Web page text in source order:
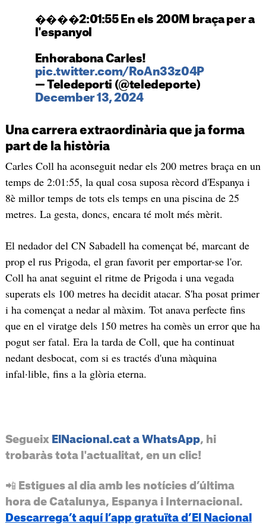
����2:01:55 En els 200M braça per a
l'espanyol
Enhorabona Carles!
pic.twitter.com/RoAn33z04P
— Teledeporti (@teledeporte)
December 13, 2024
Una carrera extraordinària que ja forma
part de la història
Carles Coll ha aconseguit nedar els 200 metres braça en un
temps de 2:01:55, la qual cosa suposa rècord d'Espanya i
8è millor temps de tots els temps en una piscina de 25
metres. La gesta, doncs, encara té molt més mèrit.
El nedador del CN Sabadell ha començat bé, marcant de
prop el rus Prigoda, el gran favorit per emportar-se l'or.
Coll ha anat seguint el ritme de Prigoda i una vegada
superats els 100 metres ha decidit atacar. S'ha posat primer
i ha començat a nedar al màxim. Tot anava perfecte fins
que en el viratge dels 150 metres ha comès un error que ha
pogut ser fatal. Era la tarda de Coll, que ha continuat
nedant desbocat, com si es tractés d'una màquina
infal·lible, fins a la glòria eterna.
Segueix ElNacional.cat a WhatsApp, hi
trobaràs tota l'actualitat, en un clic!
📲 Estigues al dia amb les notícies d’última
hora de Catalunya, Espanya i Internacional.
Descarrega’t aquí l’app gratuïta d’El Nacional